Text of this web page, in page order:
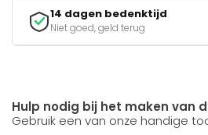
14 dagen bedenktijd
Niet goed, geld terug
Hulp nodig bij het maken van
Gebruik een van onze handige